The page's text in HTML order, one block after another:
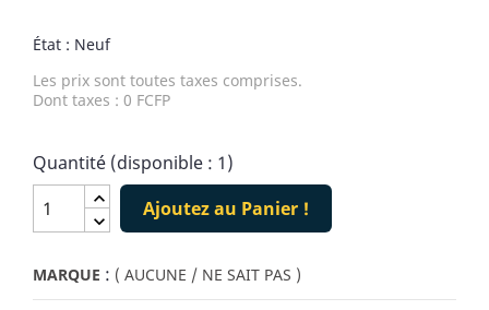
État : Neuf
Les prix sont toutes taxes comprises.
Dont taxes : 0 FCFP
Quantité (disponible : 1)
Ajoutez au Panier !
MARQUE : ( AUCUNE / NE SAIT PAS )